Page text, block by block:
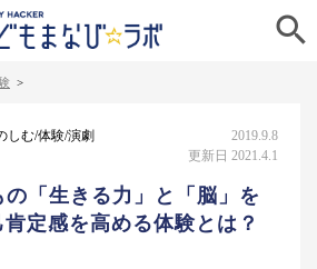

>
しむ/体験/演劇
2019.9.8
更新日 2021.4.1
の「生きる力」と「脳」を
定感を高める体験とは？